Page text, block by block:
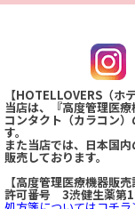
【HOTELLOVERS（ホ
当店は、『高度管理医
コンタクト（カラコン
す。
また当店では、日本国
販売しております。
【高度管理医療機器販売
許可番号 3渋健生薬第
最近